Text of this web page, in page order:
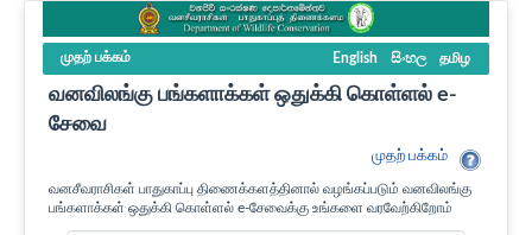
முதற் பக்கம் English සිංහල தமிழ
வனவிலங்கு பங்களாக்கள் ஒதுக்கி கொள்ளல் e-
சேவை
முதற் பக்கம்
வனசீவராசிகள் பாதுகாப்பு திணைக்களத்தினால் வழங்கப்படும் வனவிலங்கு
பங்களாக்கள் ஒதுக்கி கொள்ளல் e-சேவைக்கு உங்களை வரவேற்கிறோம்